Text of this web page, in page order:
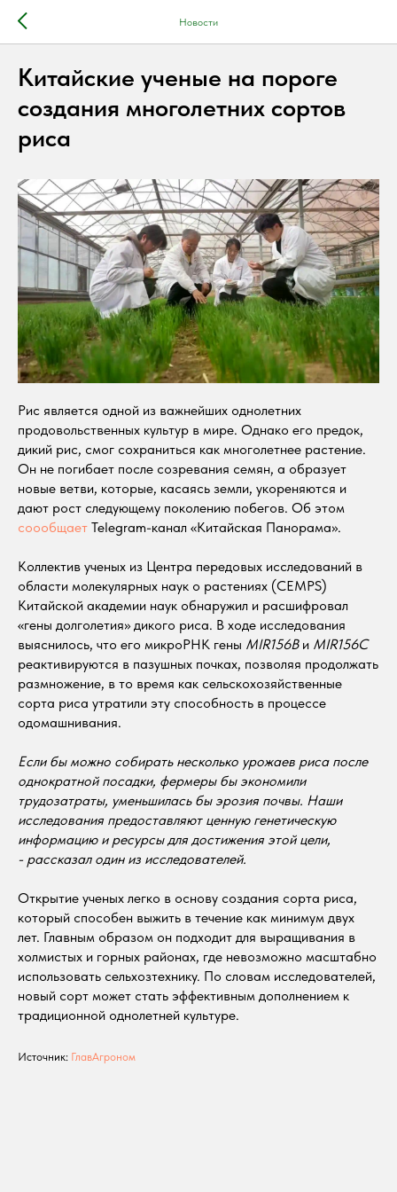
Новости
Китайские ученые на пороге
создания многолетних сортов
риса
Рис является одной из важнейших однолетних
продовольственных культур в мире. Однако его предок,
дикий рис, смог сохраниться как многолетнее растение.
Он не погибает после созревания семян, а образует
новые ветви, которые, касаясь земли, укореняются и
дают рост следующему поколению побегов. Об этом
соообщает Telegram-канал «Китайская Панорама».
Коллектив ученых из Центра передовых исследований в
области молекулярных наук о растениях (CEMPS)
Китайской академии наук обнаружил и расшифровал
«гены долголетия» дикого риса. В ходе исследования
выяснилось, что его микроРНК гены MIR156Bи MIR156C
реактивируются в пазушных почках, позволяя продолжать
размножение, в то время как сельскохозяйственные
сорта риса утратили эту способность в процессе
одомашнивания.
Если бы можно собирать несколько урожаев риса после
однократной посадки, фермеры бы экономили
трудозатраты, уменьшилась бы эрозия почвы. Наши
исследования предоставляют ценную генетическую
информацию и ресурсы для достижения этой цели,
- рассказал один из исследователей.
Открытие ученых легко в основу создания сорта риса,
который способен выжить в течение как минимум двух
лет. Главным образом он подходит для выращивания в
холмистых и горных районах, где невозможно масштабно
использовать сельхозтехнику. По словам исследователей,
новый сорт может стать эффективным дополнением к
традиционной однолетней культуре.
Источник: ГлавАгроном